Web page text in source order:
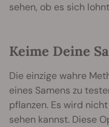
sehen, ob es sich
Keime Deine
Die einzige wahre
eines Samens zu
pflanzen. Es wird
sehen kannst. Diese